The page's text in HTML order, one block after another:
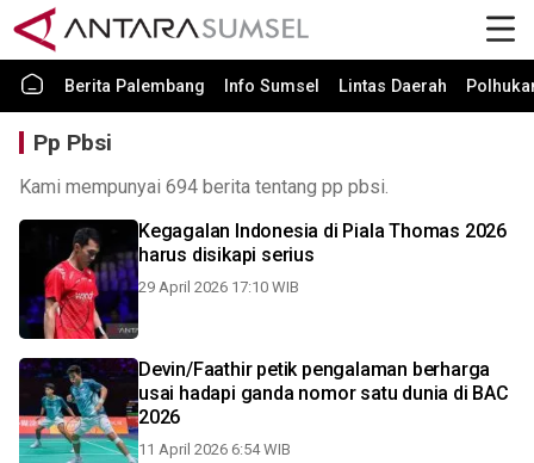
Berita Palembang Info Sumsel Lintas Daerah
Pp Pbsi
Kami mempunyai 694 berita tentang pp pbsi.
Kegagalan Indonesia di Piala Thomas 2026
harus disikapi serius
29 April 2026 17:10 WIB
Devin/Faathir petik pengalaman berharga
usai hadapi ganda nomor satu dunia di BAC
2026
11 April 2026 6:54 WIB